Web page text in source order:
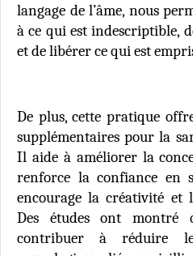
langage de l’âme, nous
à ce qui est indescriptible,
et de libérer ce qui est
De plus, cette pratique
supplémentaires pour la
Il aide à améliorer la
renforce la confiance en
encourage la créativité et
Des études ont montré
contribuer à réduire